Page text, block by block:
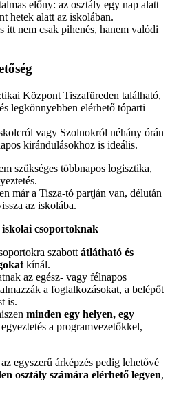
előny: az osztály egy nap alatt
hetek alatt az iskolában.
itt nem csak pihenés, hanem valódi
Központ Tiszafüreden található,
legkönnyebben elérhető tóparti
vagy Szolnokról néhány órán
kirándulásokhoz is ideális.
szükséges többnapos logisztika,
már a Tisza-tó partján van, délután
az iskolába.
iskolai csoportoknak
szabott átlátható és
kínál.
az egész- vagy félnapos
a foglalkozásokat, a belépőt
is.
minden egy helyen, egy
a programvezetőkkel,
egyszerű árképzés pedig lehetővé
osztály számára elérhető legyen,